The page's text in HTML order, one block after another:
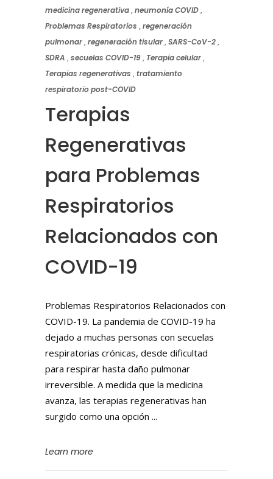
medicina regenerativa,neumonía COVID,
Problemas Respiratorios ,regeneración
pulmonar,regeneración tisular,SARS-CoV-2,
SDRA ,secuelas COVID-19, Terapia celular,
Terapias regenerativas ,tratamiento
respiratorio post-COVID
Terapias
Regenerativas
para Problemas
Respiratorios
Relacionados con
COVID-19
Problemas Respiratorios Relacionados con
COVID-19. La pandemia de COVID-19 ha
dejado a muchas personas con secuelas
respiratorias crónicas, desde dificultad
para respirar hasta daño pulmonar
irreversible. A medida que la medicina
avanza, las terapias regenerativas han
surgido como una opción
Learn more